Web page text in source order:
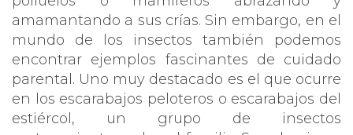
amamantando a sus crías. Sin embargo, en el
mundo de los insectos también podemos
encontrar ejemplos fascinantes de cuidado
parental. Uno muy destacado es el que ocurre
en los escarabajos peloteros o escarabajos del
estiércol, un grupo de insectos